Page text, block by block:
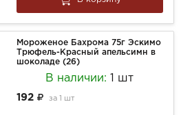
Мороженое Бахрома 75г Эскимо
Трюфель-Красный апельсимн в
шоколаде (26)
В наличии: 1 шт
192 за 1 шт